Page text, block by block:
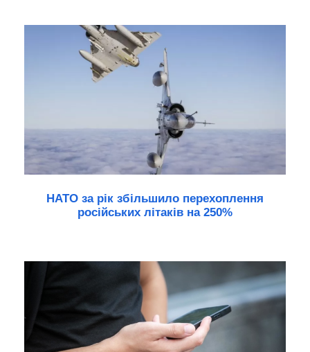
НАТО за рік збільшило перехоплення
російських літаків на 250%